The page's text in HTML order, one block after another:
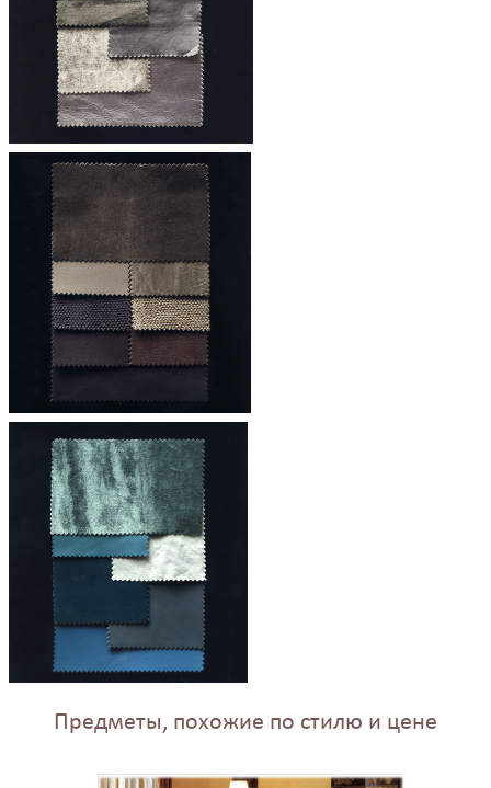
Предметы, похожие по стилю и цене